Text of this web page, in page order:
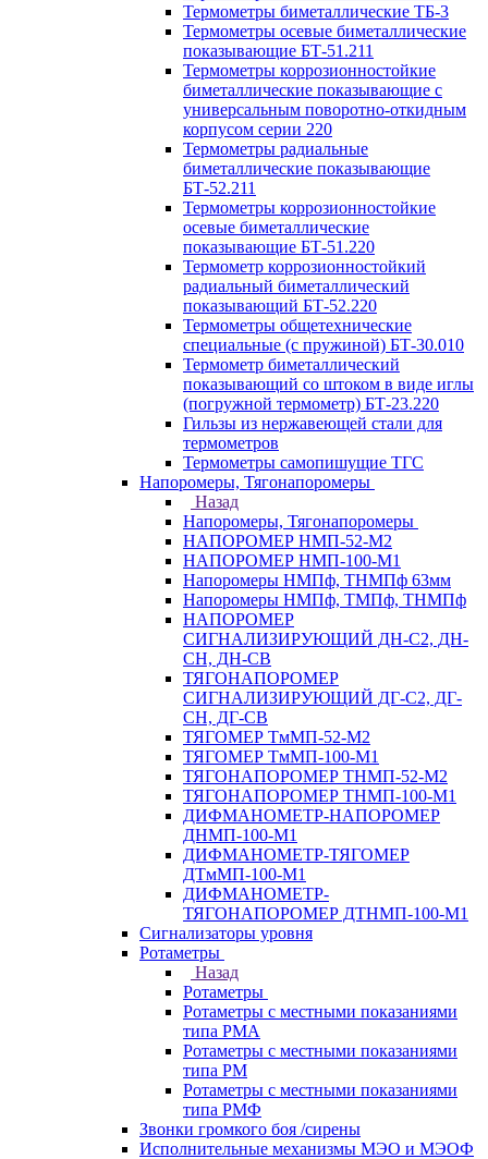
Термометры биметаллические ТБ-3
Термометры осевые биметаллические
показывающие БТ-51.211
Термометры коррозионностойкие
биметаллические показывающие с
универсальным поворотно-откидным
корпусом серии 220
Термометры радиальные
биметаллические показывающие
БТ-52.211
Термометры коррозионностойкие
осевые биметаллические
показывающие БТ-51.220
Термометр коррозионностойкий
радиальный биметаллический
показывающий БТ-52.220
Термометры общетехнические
специальные (с пружиной) БТ-30.010
Термометр биметаллический
показывающий со штоком в виде иглы
(погружной термометр) БТ-23.220
Гильзы из нержавеющей стали для
термометров
Термометры самопишущие ТГС
Напоромеры, Тягонапоромеры
Назад
Напоромеры, Тягонапоромеры
НАПОРОМЕР НМП-52-М2
НАПОРОМЕР НМП-100-М1
Напоромеры НМПф, ТНМПф 63мм
Напоромеры НМПф, ТМПф, ТНМПф
НАПОРОМЕР
СИГНАЛИЗИРУЮЩИЙ ДН-С2, ДН-
СН, ДН-СВ
ТЯГОНАПОРОМЕР
СИГНАЛИЗИРУЮЩИЙ ДГ-С2, ДГ-
СН, ДГ-СВ
ТЯГОМЕР ТмМП-52-М2
ТЯГОМЕР ТмМП-100-М1
ТЯГОНАПОРОМЕР ТНМП-52-М2
ТЯГОНАПОРОМЕР ТНМП-100-М1
ДИФМАНОМЕТР-НАПОРОМЕР
ДНМП-100-М1
ДИФМАНОМЕТР-ТЯГОМЕР
ДТмМП-100-М1
ДИФМАНОМЕТР-
ТЯГОНАПОРОМЕР ДТНМП-100-М1
Сигнализаторы уровня
Ротаметры
Назад
Ротаметры
Ротаметры с местными показаниями
типа РМА
Ротаметры с местными показаниями
типа РМ
Ротаметры с местными показаниями
типа РМФ
Звонки громкого боя /сирены
Исполнительные механизмы МЭО и МЭОФ